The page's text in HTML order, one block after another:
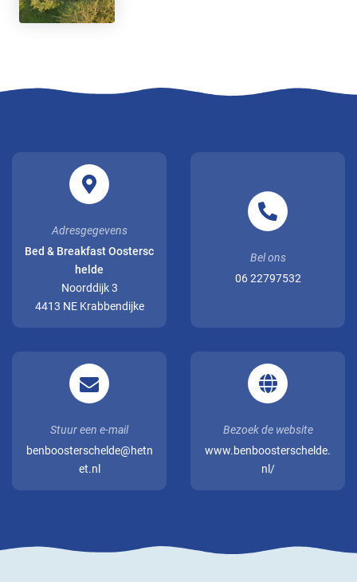
Adresgegevens
Bed & Breakfast Oostersc
helde
Noorddijk 3
4413 NE Krabbendijke
Bel ons
06 22797532
Stuur een e-mail
benboosterschelde@hetn
et.nl
Bezoek de website
www.benboosterschelde.
nl/